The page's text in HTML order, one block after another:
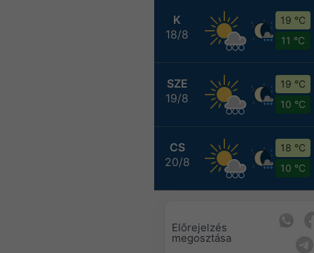
K
18/8
19 °C
11 °C
SZE
19/8
19 °C
10 °C
CS
20/8
18 °C
10 °C
Előrejelzés
megosztása